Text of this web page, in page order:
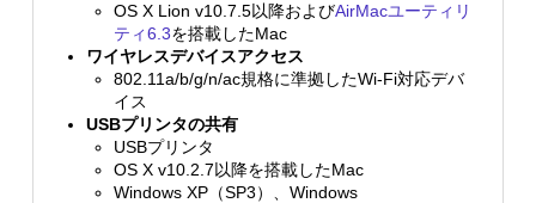
OS X Lion v10.7.5以降およびAirMacユーティリ
ティ6.3を搭載したMac
ワイヤレスデバイスアクセス
802.11a/b/g/n/ac規格に準拠したWi-Fi対応デバ
イス
USBプリンタの共有
USBプリンタ
OS X v10.2.7以降を搭載したMac
Windows XP（SP3）、Windows